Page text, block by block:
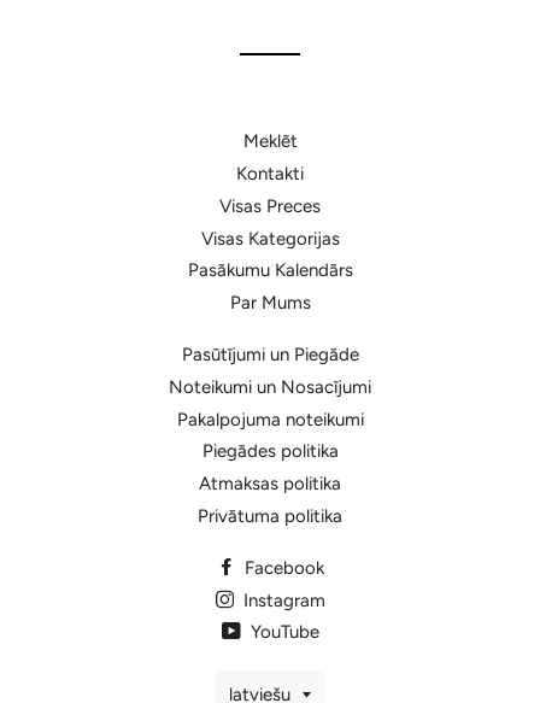
Meklēt
Kontakti
Visas Preces
Visas Kategorijas
Pasākumu Kalendārs
Par Mums
Pasūtījumi un Piegāde
Noteikumi un Nosacījumi
Pakalpojuma noteikumi
Piegādes politika
Atmaksas politika
Privātuma politika
Facebook
Instagram
YouTube
Valoda
latviešu